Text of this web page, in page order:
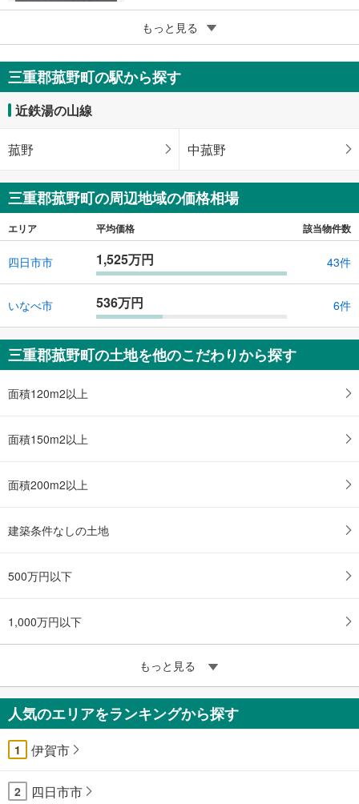
三重郡菰野町大字宿野
1,598万円
216.44m2（登記）
三重県三重郡菰野町大字宿野
もっと見る
三重郡菰野町の駅から探す
近鉄湯の山線
菰野 中菰野
三重郡菰野町の周辺地域の価格相場
エリア 平均価格 該当物件数
四日市市 1,525万円 43件
いなべ市 536万円 6件
三重郡菰野町の土地を他のこだわりから探す
面積120m2以上
面積150m2以上
面積200m2以上
建築条件なしの土地
500万円以下
1,000万円以下
もっと見る
人気のエリアをランキングから探す
1 伊賀市
2 四日市市